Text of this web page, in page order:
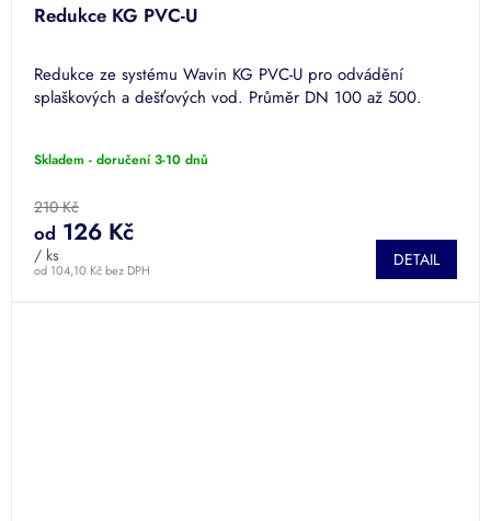
Redukce KG PVC-U
Redukce ze systému Wavin KG PVC-U pro odvádění
splaškových a dešťových vod. Průměr DN 100 až 500.
Skladem - doručení 3-10 dnů
210 Kč
od 104,10 Kč bez DPH
od 126 Kč
/ ks DETAIL